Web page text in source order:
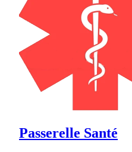
Passerelle Santé